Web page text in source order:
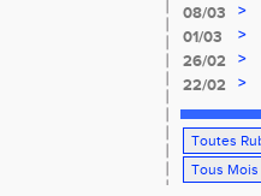
08/03
>
01/03
>
26/02 >
22/02 >